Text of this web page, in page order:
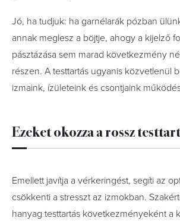
Jó, ha tudjuk: ha garnélarák pózban
annak meglesz a böjtje, ahogy a kijelző
pásztázása sem marad következmény
részen. A testtartás ugyanis közvetlenül
izmaink, ízületeink és csontjaink
Ezeket okozza a rossz
Emellett javítja a vérkeringést, segíti az
csökkenti a stresszt az izmokban.
hanyag testtartás következményeként a